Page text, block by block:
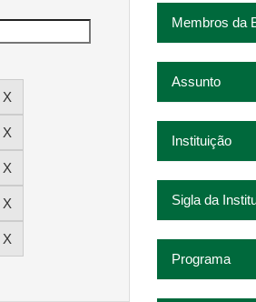
Membros da
Assunto
Instituição
Sigla da
Programa